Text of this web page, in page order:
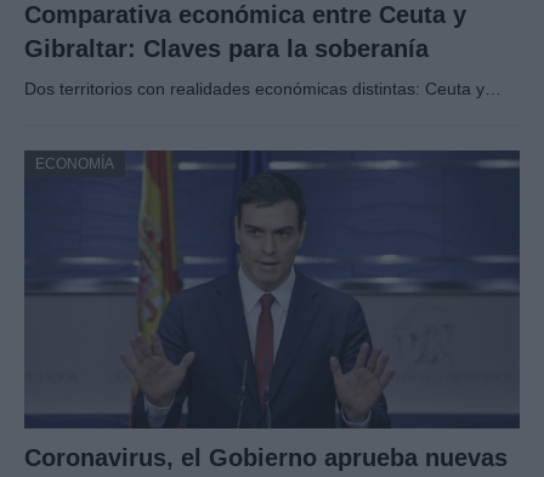
Comparativa económica entre Ceuta y
Gibraltar: Claves para la soberanía
Dos territorios con realidades económicas distintas: Ceuta y…
ECONOMÍA
Coronavirus, el Gobierno aprueba nuevas